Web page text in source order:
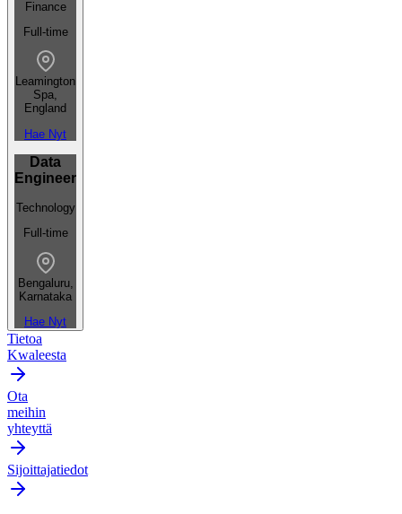
Finance
Full-time
Leamington
Spa,
England
Hae Nyt
Data
Engineer
Technology
Full-time
Bengaluru,
Karnataka
Hae Nyt
Tietoa
Kwaleesta
Ota
meihin
yhteyttä
Sijoittajatiedot